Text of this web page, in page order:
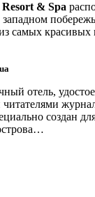
& Spa
самых
отель,
создан